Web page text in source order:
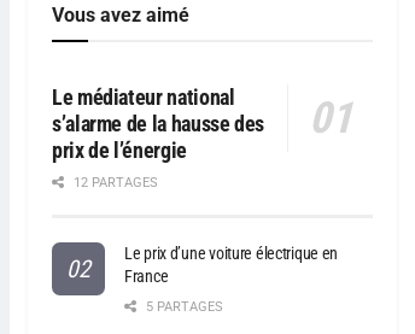
Vous avez aimé
Le médiateur national
s’alarme de la hausse des
prix de l’énergie
12 PARTAGES
Le prix d’une voiture électrique en
France
5 PARTAGES